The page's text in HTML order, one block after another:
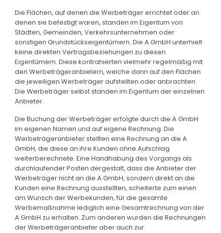
Die Flächen, auf denen die Werbeträger errichtet oder an
denen sie befestigt waren, standen im Eigentum von
Städten, Gemeinden, Verkehrsunternehmen oder
sonstigen Grundstückseigentümern. Die A GmbH unterhielt
keine direkten Vertragsbeziehungen zu diesen
Eigentümern. Diese kontrahierten vielmehr regelmäßig mit
den Werbeträgeranbietern, welche dann auf den Flächen
die jeweiligen Werbeträger aufstellten oder anbrachten.
Die Werbeträger selbst standen im Eigentum der einzelnen
Anbieter.
Die Buchung der Werbeträger erfolgte durch die A GmbH
im eigenen Namen und auf eigene Rechnung. Die
Werbeträgeranbieter stellten eine Rechnung an die A
GmbH, die diese an ihre Kunden ohne Aufschlag
weiterberechnete. Eine Handhabung des Vorgangs als
durchlaufender Posten dergestalt, dass die Anbieter der
Werbeträger nicht an die A GmbH, sondern direkt an die
Kunden eine Rechnung ausstellten, scheiterte zum einen
am Wunsch der Werbekunden, für die gesamte
Werbemaßnahme lediglich eine Gesamtrechnung von der
A GmbH zu erhalten. Zum anderen wurden die Rechnungen
der Werbeträgeranbieter aber auch zur